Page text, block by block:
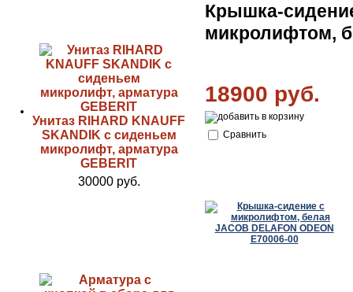
Унитаз RIHARD KNAUFF
SKANDIK с сиденьем
микролифт, арматура
GEBERIT
30000 руб.
Крышка-
микролифтом,
18900 руб.
Сравнить